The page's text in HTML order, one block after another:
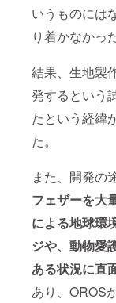
いうものには
り着かなかっ
結果、生地製
発するという
たという経緯
た。
また、開発の
フェザーを大
による地球環
ジや、動物愛
ある状況に直
あり、OROS